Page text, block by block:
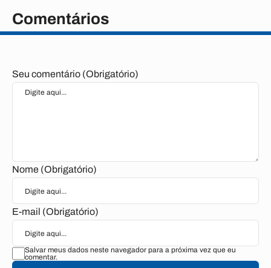
Comentários
Seu comentário (Obrigatório)
Nome (Obrigatório)
E-mail (Obrigatório)
Salvar meus dados neste navegador para a próxima vez que eu
comentar.